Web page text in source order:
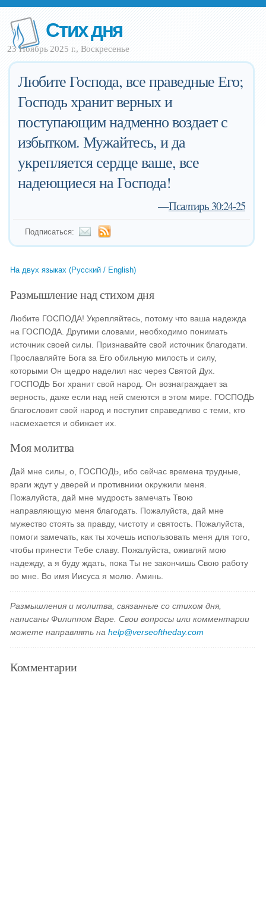
Стих дня
23 Ноябрь 2025 г., Воскресенье
Любите Господа, все праведные Его;
Господь хранит верных и
поступающим надменно воздает с
избытком. Мужайтесь, и да
укрепляется сердце ваше, все
надеющиеся на Господа!
—Псалтирь 30:24-25
Подписаться:
На двух языках (Русский / English)
Размышление над стихом дня
Любите ГОСПОДА! Укрепляйтесь, потому что ваша надежда
на ГОСПОДА. Другими словами, необходимо понимать
источник своей силы. Признавайте свой источник благодати.
Прославляйте Бога за Его обильную милость и силу,
которыми Он щедро наделил нас через Святой Дух.
ГОСПОДЬ Бог хранит свой народ. Он вознаграждает за
верность, даже если над ней смеются в этом мире. ГОСПОДЬ
благословит свой народ и поступит справедливо с теми, кто
насмехается и обижает их.
Моя молитва
Дай мне силы, о, ГОСПОДЬ, ибо сейчас времена трудные,
враги ждут у дверей и противники окружили меня.
Пожалуйста, дай мне мудрость замечать Твою
направляющую меня благодать. Пожалуйста, дай мне
мужество стоять за правду, чистоту и святость. Пожалуйста,
помоги замечать, как ты хочешь использовать меня для того,
чтобы принести Тебе славу. Пожалуйста, оживляй мою
надежду, а я буду ждать, пока Ты не закончишь Свою работу
во мне. Во имя Иисуса я молю. Аминь.
Размышления и молитва, связанные со стихом дня,
написаны Филиппом Варе. Свои вопросы или комментарии
можете направлять наhelp@verseoftheday.com
Комментарии